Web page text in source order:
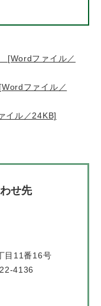
[Wordファイル／
ファイル／
イル／24KB]
せ先
目11番16号
4136